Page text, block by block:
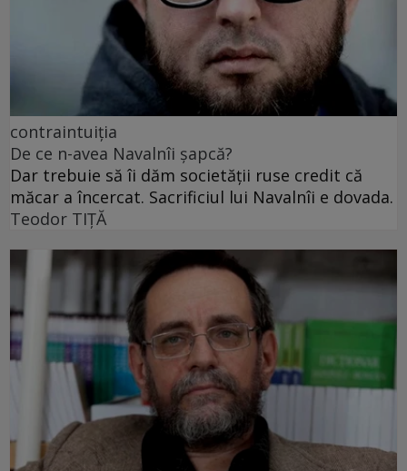
contraintuiția
De ce n-avea Navalnîi șapcă?
Dar trebuie să îi dăm societății ruse credit că
măcar a încercat. Sacrificiul lui Navalnîi e dovada.
Teodor TIŢĂ